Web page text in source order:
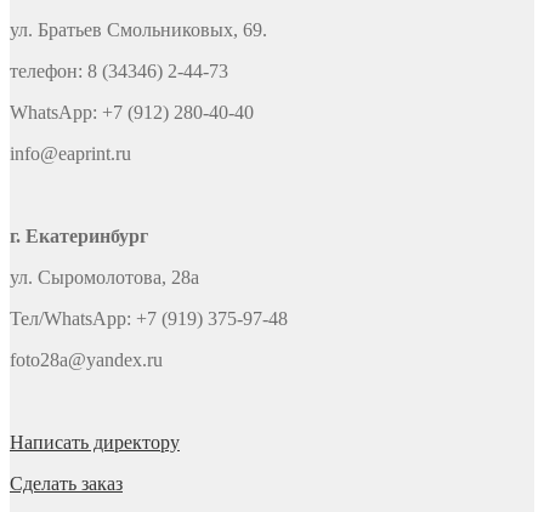
ул. Братьев Смольниковых, 69.
телефон: 8 (34346) 2-44-73
WhatsApp: +7 (912) 280-40-40
info@eaprint.ru
г. Екатеринбург
ул. Сыромолотова, 28а
Тел/WhatsApp: +7 (919) 375-97-48
foto28a@yandex.ru
Написать директору
Сделать заказ